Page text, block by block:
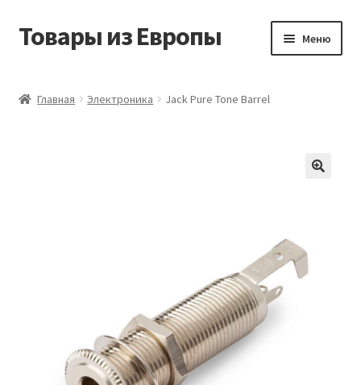
Перейти
Перейти
Товары из Европы Меню
Оставить отзыв
Оформление заказа
Главная Электроника Jack Pure Tone Barrel